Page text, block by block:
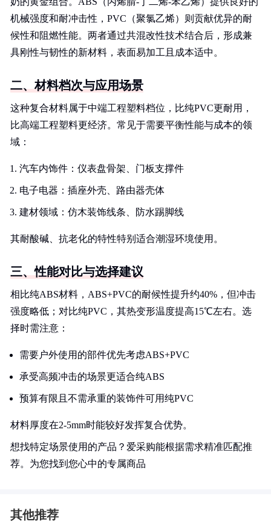
机械强度和耐冲击性，PVC（聚氯乙烯）则贡献优异的耐
候性和阻燃性能。两者通过共混改性技术结合后，形成兼
具刚性与韧性的新材料，表面易加工且成本适中。
二、材料档次与应用场景
这种复合材料属于中端工程塑料档位，比纯PVC更耐用，
比高端工程塑料更经济。常见于需要平衡性能与成本的领
域：
汽车内饰件：仪表盘骨架、门板支撑件
电子电器：插座外壳、路由器壳体
建材领域：仿木装饰线条、防水踢脚线
其耐酸碱、抗老化的特性特别适合潮湿环境使用。
三、性能对比与选择建议
相比纯ABS材料，ABS+PVC的耐候性提升约40%，但冲击
强度略低；对比纯PVC，其热变形温度提高15℃左右。选
择时需注意：
需要户外使用的部件优先考虑ABS+PVC
承受高频冲击的场景更适合纯ABS
预算有限且不需承重的装饰件可用纯PVC
材料厚度在2-5mm时能较好发挥复合优势。
想找特定场景使用的产品？爱采购能根据需求精准匹配推
荐。为您找到您心中的专属商品
其他推荐